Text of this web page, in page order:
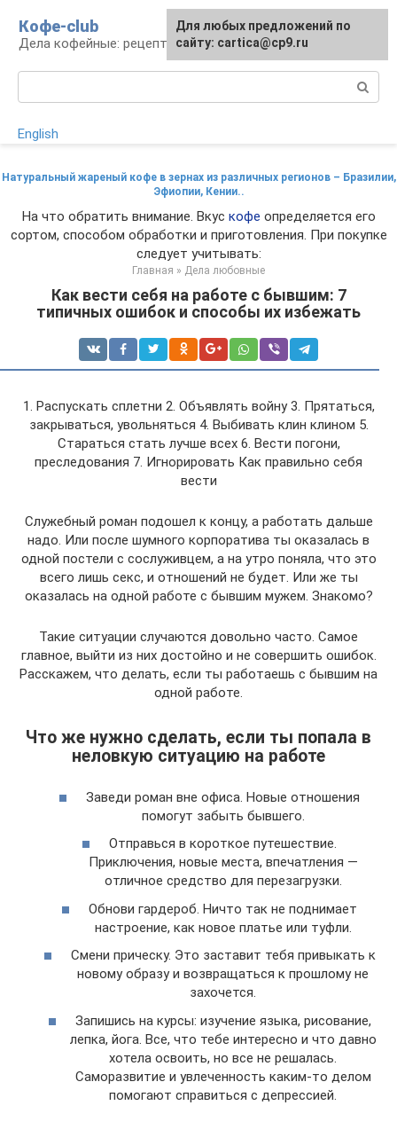
контенту
Кофе-club
Дела кофейные: рецепты и приготовление
English
Натуральный жареный кофе в зернах из различных регионов – Бразилии,
Эфиопии, Кении..
На что обратить внимание. Вкус кофе определяется его
сортом, способом обработки и приготовления. При покупке
следует учитывать:
Главная » Дела любовные
Как вести себя на работе с бывшим: 7
типичных ошибок и способы их избежать
1. Распускать сплетни 2. Объявлять войну 3. Прятаться,
закрываться, увольняться 4. Выбивать клин клином 5.
Стараться стать лучше всех 6. Вести погони,
преследования 7. Игнорировать Как правильно себя
вести
Служебный роман подошел к концу, а работать дальше
надо. Или после шумного корпоратива ты оказалась в
одной постели с сослуживцем, а на утро поняла, что это
всего лишь секс, и отношений не будет. Или же ты
оказалась на одной работе с бывшим мужем. Знакомо?
Такие ситуации случаются довольно часто. Самое
главное, выйти из них достойно и не совершить ошибок.
Расскажем, что делать, если ты работаешь с бывшим на
одной работе.
Что же нужно сделать, если ты попала в
неловкую ситуацию на работе
Заведи роман вне офиса. Новые отношения
помогут забыть бывшего.
Отправься в короткое путешествие.
Приключения, новые места, впечатления —
отличное средство для перезагрузки.
Обнови гардероб. Ничто так не поднимает
настроение, как новое платье или туфли.
Смени прическу. Это заставит тебя привыкать к
новому образу и возвращаться к прошлому не
захочется.
Запишись на курсы: изучение языка, рисование,
лепка, йога. Все, что тебе интересно и что давно
хотела освоить, но все не решалась.
Саморазвитие и увлеченность каким-то делом
помогают справиться с депрессией.
Для любых предложений по
сайту: cartica@cp9.ru